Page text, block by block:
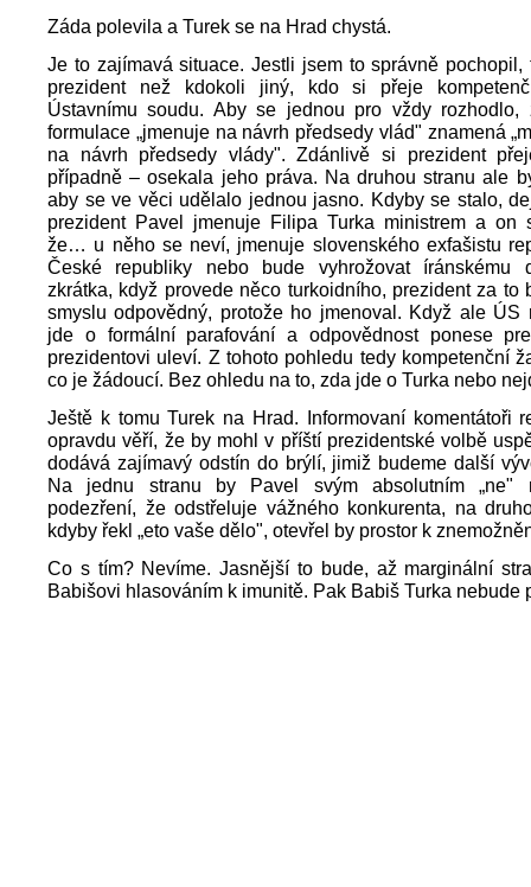
Záda polevila a Turek se na Hrad chystá.
Je to zajímavá situace. Jestli jsem to správně
prezident než kdokoli jiný, kdo si přeje
Ústavnímu soudu. Aby se jednou pro vždy rozhodlo,
formulace „jmenuje na návrh předsedy vlád" znamená
na návrh předsedy vlády". Zdánlivě si prezident
případně – osekala jeho práva. Na druhou stranu ale
aby se ve věci udělalo jednou jasno. Kdyby se stalo,
prezident Pavel jmenuje Filipa Turka ministrem a on
že… u něho se neví, jmenuje slovenského exfašistu
České republiky nebo bude vyhrožovat íránskému
zkrátka, když provede něco turkoidního, prezident za to
smyslu odpovědný, protože ho jmenoval. Když ale ÚS
jde o formální parafování a odpovědnost ponese
prezidentovi uleví. Z tohoto pohledu tedy kompetenční
co je žádoucí. Bez ohledu na to, zda jde o Turka nebo
Ještě k tomu Turek na Hrad. Informovaní komentátoři
opravdu věří, že by mohl v příští prezidentské volbě
dodává zajímavý odstín do brýlí, jimiž budeme další
Na jednu stranu by Pavel svým absolutním „ne"
podezření, že odstřeluje vážného konkurenta, na
kdyby řekl „eto vaše dělo", otevřel by prostor k
Co s tím? Nevíme. Jasnější to bude, až marginální
Babišovi hlasováním k imunitě. Pak Babiš Turka nebude